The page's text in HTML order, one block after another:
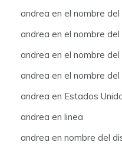
andrea en el nombre
andrea en el nombre
andrea en el nombre
andrea en el nombre
andrea en Estados
andrea en linea
andrea en nombre del